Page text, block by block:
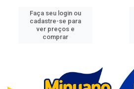
Faça seu login ou
cadastre-se para
ver preços e
comprar